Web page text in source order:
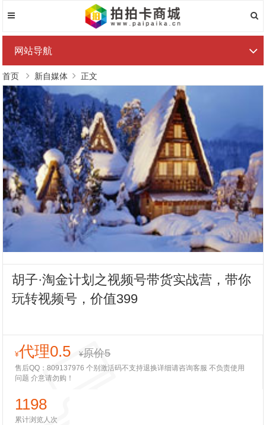
网站导航
首页 新自媒体 正文
胡子·淘金计划之视频号带货实战营，带你
玩转视频号，价值399
¥代理0.5 ¥原价5
售后QQ：809137976 个别激活码不支持退换详细请咨询客服 不负责使用
问题 介意请勿购！
1198
累计浏览人次